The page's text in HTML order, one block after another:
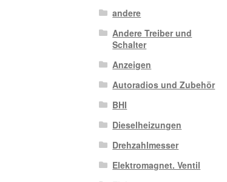
andere
Andere Treiber und
Schalter
Anzeigen
Autoradios und Zubehör
BHI
Dieselheizungen
Drehzahlmesser
Elektromagnet. Ventil